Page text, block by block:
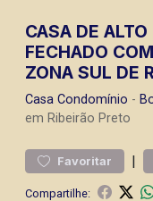
CASA DE
FECHADO
ZONA SUL DE
Casa Condomínio -
em Ribeirão Preto
Favoritar |
Compartilhe: